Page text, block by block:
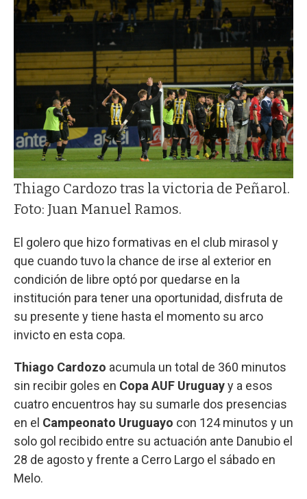
Thiago Cardozo tras la victoria de Peñarol.
Foto: Juan Manuel Ramos.
El golero que hizo formativas en el club mirasol y
que cuando tuvo la chance de irse al exterior en
condición de libre optó por quedarse en la
institución para tener una oportunidad, disfruta de
su presente y tiene hasta el momento su arco
invicto en esta copa.
Thiago Cardozo acumula un total de 360 minutos
sin recibir goles en Copa AUF Uruguayy a esos
cuatro encuentros hay su sumarle dos presencias
en el Campeonato Uruguayo con 124 minutos y un
solo gol recibido entre su actuación ante Danubio el
28 de agosto y frente a Cerro Largo el sábado en
Melo.